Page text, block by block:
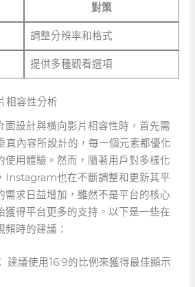
對策
調整分辨率和格式
提供多種觀看選項
相容性分析
設計與橫向影片相容性時，首先需
直內容所設計的，每一個元素都優化
使用體驗。然而，隨著用戶對多樣化
Instagram也在不斷調整和更新其平
需求日益增加，雖然不是平台的核心
獲得平台更多的支持。以下是一些在
時的建議：
建議使用16:9的比例來獲得最佳顯示